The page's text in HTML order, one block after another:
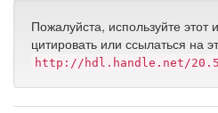
Пожалуйста, используйте этот
цитировать или ссылаться на
http://hdl.handle.net/